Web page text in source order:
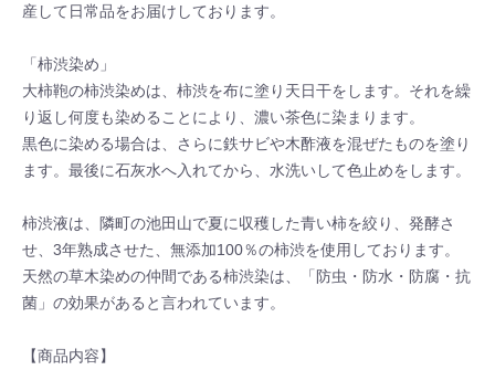
産して日常品をお届けしております。
「柿渋染め」
大柿鞄の柿渋染めは、柿渋を布に塗り天日干をします。それを繰
り返し何度も染めることにより、濃い茶色に染まります。
黒色に染める場合は、さらに鉄サビや木酢液を混ぜたものを塗り
ます。最後に石灰水へ入れてから、水洗いして色止めをします。
柿渋液は、隣町の池田山で夏に収穫した青い柿を絞り、発酵さ
せ、3年熟成させた、無添加100％の柿渋を使用しております。
天然の草木染めの仲間である柿渋染は、「防虫・防水・防腐・抗
菌」の効果があると言われています。
【商品内容】